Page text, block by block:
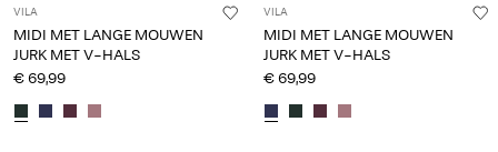
VILA
MIDI MET LANGE MOUWEN
JURK MET V-HALS
€ 69,99
VILA
MIDI MET LANGE MOUWEN
JURK MET V-HALS
€ 69,99